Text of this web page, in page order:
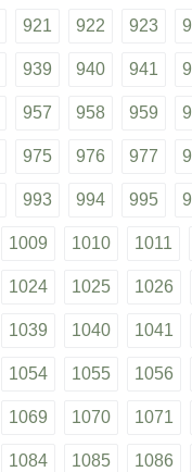
921 922 923
939 940 941
957 958 959
975 976 977
993 994 995
1009 1010 1011
1024 1025 1026
1039 1040 1041
1054 1055 1056
1069 1070 1071
1084 1085 1086